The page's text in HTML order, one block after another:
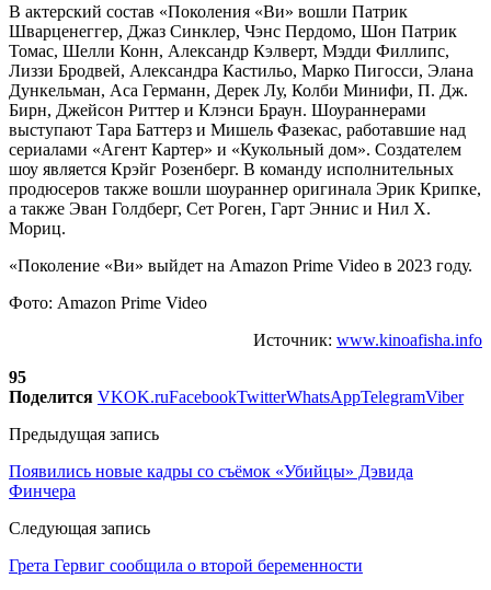
В актерский состав «Поколения «Ви» вошли Патрик
Шварценеггер, Джаз Синклер, Чэнс Пердомо, Шон Патрик
Томас, Шелли Конн, Александр Кэлверт, Мэдди Филлипс,
Лиззи Бродвей, Александра Кастильо, Марко Пигосси, Элана
Дункельман, Аса Германн, Дерек Лу, Колби Минифи, П. Дж.
Бирн, Джейсон Риттер и Клэнси Браун. Шоураннерами
выступают Тара Баттерз и Мишель Фазекас, работавшие над
сериалами «Агент Картер» и «Кукольный дом». Создателем
шоу является Крэйг Розенберг. В команду исполнительных
продюсеров также вошли шоураннер оригинала Эрик Крипке,
а также Эван Голдберг, Сет Роген, Гарт Эннис и Нил Х.
Мориц.
«Поколение «Ви» выйдет на Amazon Prime Video в 2023 году.
Фото: Amazon Prime Video
Источник: www.kinoafisha.info
95
Поделится VKOK.ruFacebookTwitterWhatsAppTelegramViber
Предыдущая запись
Появились новые кадры со съёмок «Убийцы» Дэвида
Финчера
Следующая запись
Грета Гервиг сообщила о второй беременности